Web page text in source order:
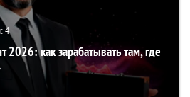
4
2026: как зарабатывать там, где